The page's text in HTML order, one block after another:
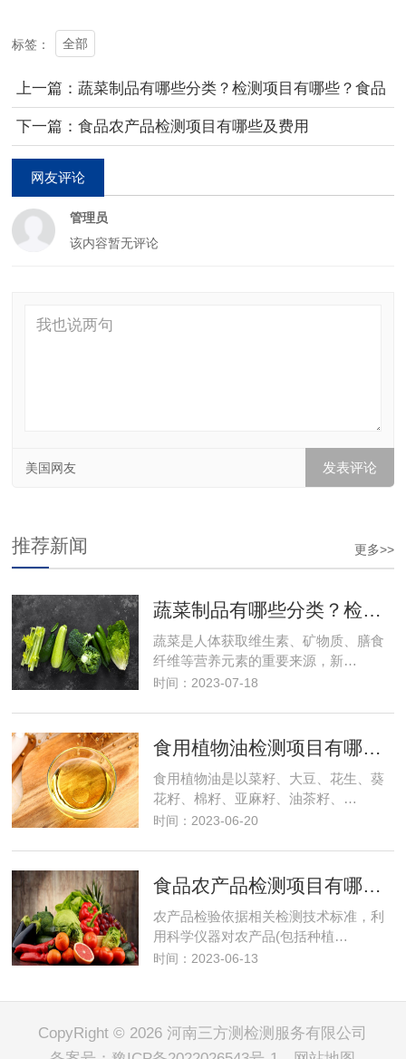
标签： 全部
上一篇：蔬菜制品有哪些分类？检测项目有哪些？食品
检测
下一篇：食品农产品检测项目有哪些及费用
网友评论
管理员
该内容暂无评论
美国网友
更多>>
推荐新闻
蔬菜制品有哪些分类？检测项目有哪些？食品检测
蔬菜是人体获取维生素、矿物质、膳食
纤维等营养元素的重要来源，新…
时间：2023-07-18
食用植物油检测项目有哪些？需要多少钱？
食用植物油是以菜籽、大豆、花生、葵
花籽、棉籽、亚麻籽、油茶籽、…
时间：2023-06-20
食品农产品检测项目有哪些及费用
农产品检验依据相关检测技术标准，利
用科学仪器对农产品(包括种植…
时间：2023-06-13
CopyRight © 2026 河南三方测检测服务有限公司